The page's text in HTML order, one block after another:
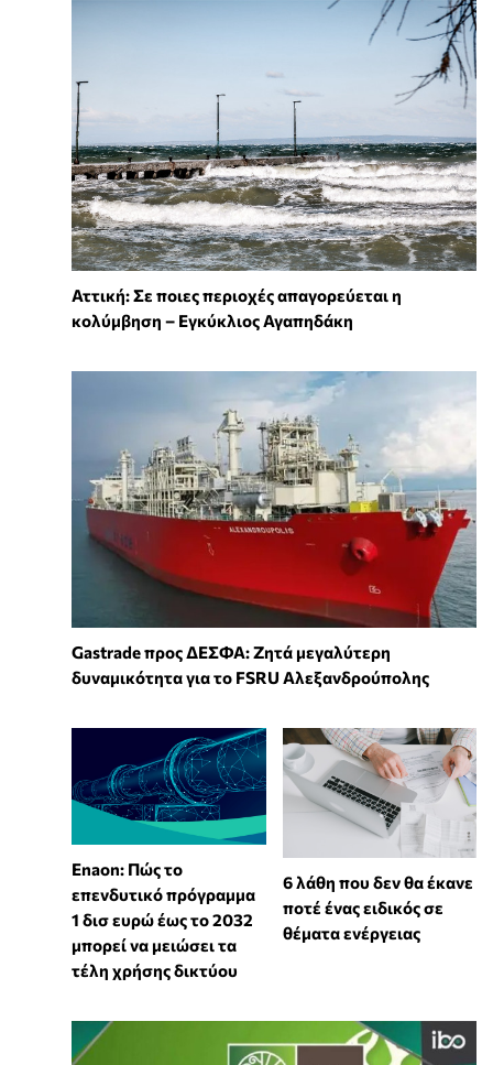
Αττική: Σε ποιες περιοχές απαγορεύεται η
κολύμβηση – Εγκύκλιος Αγαπηδάκη
Gastrade προς ΔΕΣΦΑ: Ζητά μεγαλύτερη
δυναμικότητα για το FSRU Αλεξανδρούπολης
Enaon: Πώς το
επενδυτικό πρόγραμμα
1 δισ ευρώ έως το 2032
μπορεί να μειώσει τα
τέλη χρήσης δικτύου
6 λάθη που δεν θα έκανε
ποτέ ένας ειδικός σε
θέματα ενέργειας